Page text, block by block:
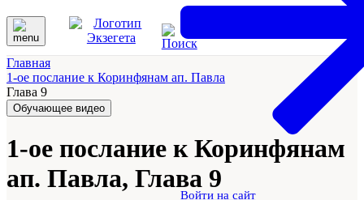
Войти на сайт
Главная
1-ое послание к Коринфянам ап. Павла
Глава 9
Обучающее видео
1-ое послание к Коринфянам
ап. Павла, Глава 9